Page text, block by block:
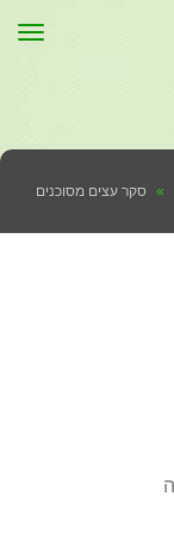
» סקר עצים מסוכנים